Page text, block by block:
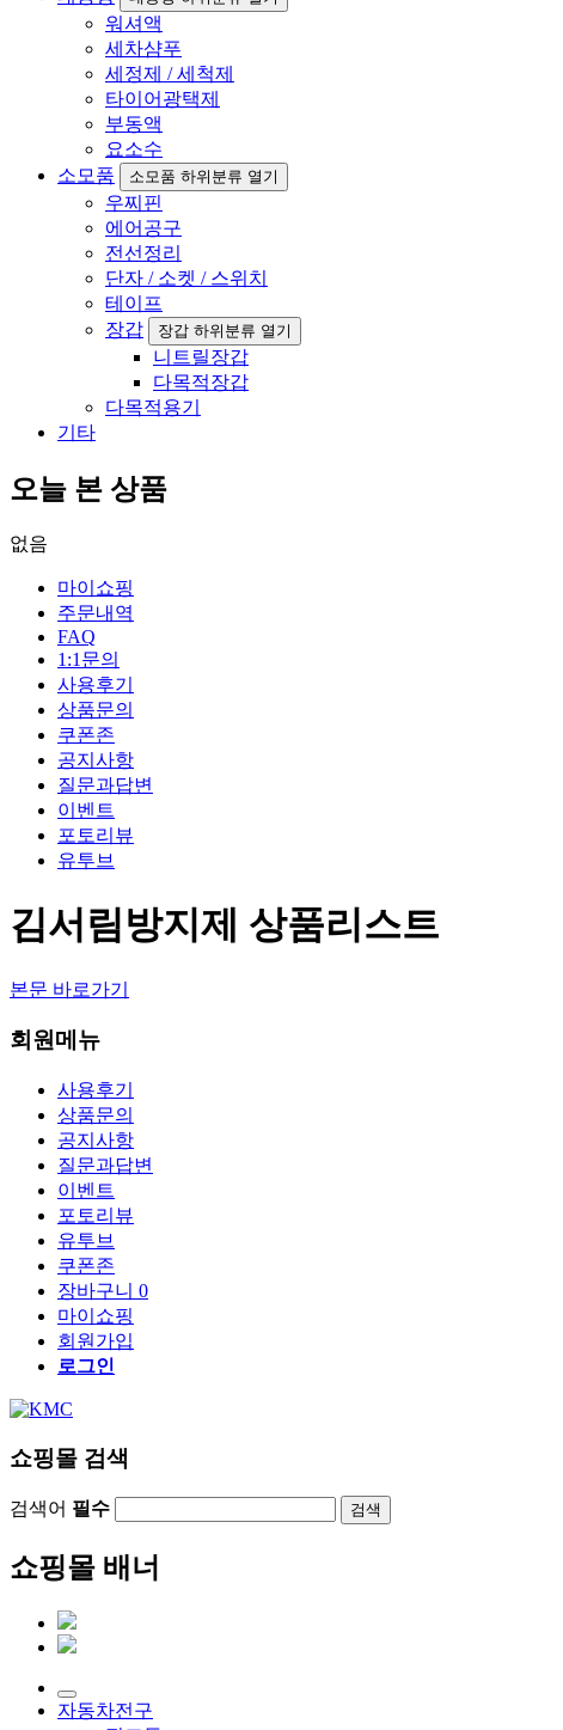
워셔액
세차샴푸
세정제 / 세척제
타이어광택제
부동액
요소수
소모품
소모품 하위분류 열기
우찌핀
에어공구
전선정리
단자 / 소켓 / 스위치
테이프
장갑
장갑 하위분류 열기
니트릴장갑
다목적장갑
다목적용기
기타
오늘 본 상품
없음
마이쇼핑
주문내역
FAQ
1:1문의
사용후기
상품문의
쿠폰존
공지사항
질문과답변
이벤트
포토리뷰
유투브
김서림방지제 상품리스트
본문 바로가기
회원메뉴
사용후기
상품문의
공지사항
질문과답변
이벤트
포토리뷰
유투브
쿠폰존
장바구니 0
마이쇼핑
회원가입
로그인
쇼핑몰 검색
검색어 필수 검색
쇼핑몰 배너
자동차전구